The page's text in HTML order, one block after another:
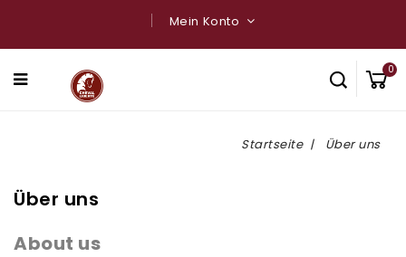
Mein Konto
0
Startseite Über uns
Über uns
About us